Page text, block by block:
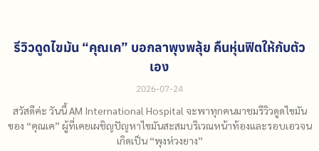
รีวิวดูดไขมัน “คุณเค” บอกลาพุงพลุ้ย คืนหุ่นฟิตให้กับตัว
เอง
2026-07-24
สวัสดีค่ะ วันนี้ AM International Hospital จะพาทุกคนมาชมรีวิวดูดไขมัน
ของ “คุณเค” ผู้ที่เคยเผชิญปัญหาไขมันสะสมบริเวณหน้าท้องและรอบเอวจน
เกิดเป็น “พุงห่วงยาง”